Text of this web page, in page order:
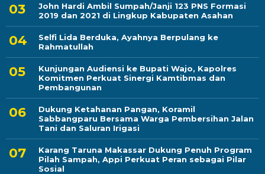
John Hardi Ambil Sumpah/Janji 123 PNS Formasi
2019 dan 2021 di Lingkup Kabupaten Asahan
Selfi Lida Berduka, Ayahnya Berpulang ke
Rahmatullah
Kunjungan Audiensi ke Bupati Wajo, Kapolres
Komitmen Perkuat Sinergi Kamtibmas dan
Pembangunan
Dukung Ketahanan Pangan, Koramil
Sabbangparu Bersama Warga Pembersihan Jalan
Tani dan Saluran Irigasi
Karang Taruna Makassar Dukung Penuh Program
Pilah Sampah, Appi Perkuat Peran sebagai Pilar
Sosial